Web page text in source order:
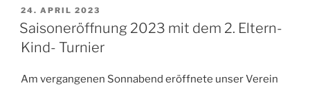
VERÖFFENTLICHT
AM
24. APRIL 2023
Saisoneröffnung 2023 mit dem 2. Eltern-
Kind- Turnier
Am vergangenen Sonnabend eröffnete unser Verein